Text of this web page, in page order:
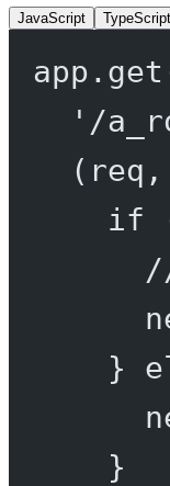
JavaScript TypeScript
app. get
'/
( req ,
if
}
}